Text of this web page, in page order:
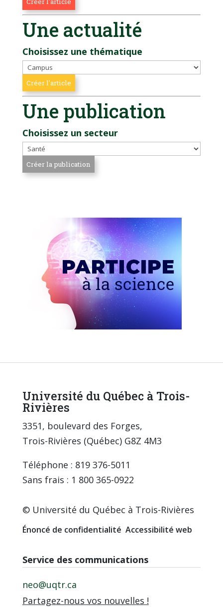
Une actualité
Choisissez une thématique
Une publication
Choisissez un secteur
Université du Québec à Trois-
Rivières
3351, boulevard des Forges,
Trois-Rivières (Québec) G8Z 4M3
Téléphone : 819 376-5011
Sans frais : 1 800 365-0922
© Université du Québec à Trois-Rivières
Énoncé de confidentialité Accessibilité web
Service des communications
neo@uqtr.ca
Partagez-nous vos nouvelles !